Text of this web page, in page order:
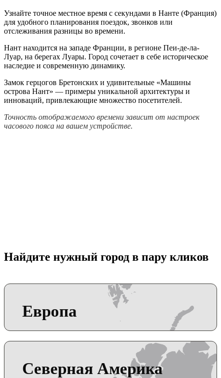
Узнайте точное местное время с секундами в Нанте (Франция)
для удобного планирования поездок, звонков или
отслеживания разницы во времени.
Нант находится на западе Франции, в регионе Пеи-де-ла-
Луар, на берегах Луары. Город сочетает в себе историческое
наследие и современную динамику.
Замок герцогов Бретонских и удивительные «Машины
острова Нант» — примеры уникальной архитектуры и
инноваций, привлекающие множество посетителей.
Точность отображаемого времени зависит от настроек
часового пояса на вашем устройстве.
Найдите нужный город в пару кликов
Европа
Северная Америка